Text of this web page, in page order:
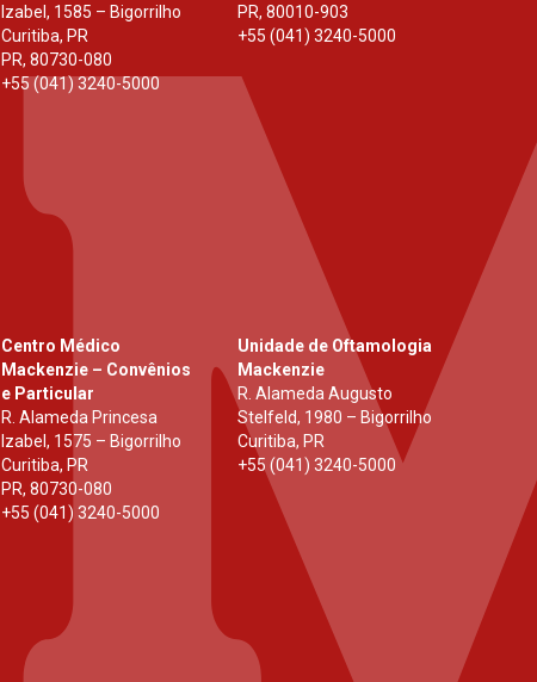
Izabel, 1585 – Bigorrilho
Curitiba, PR
PR, 80730-080
+55 (041) 3240-5000
PR, 80010-903
+55 (041) 3240-5000
Centro Médico
Mackenzie – Convênios
e Particular
R. Alameda Princesa
Izabel, 1575 – Bigorrilho
Curitiba, PR
PR, 80730-080
+55 (041) 3240-5000
Unidade de Oftamologia
Mackenzie
R. Alameda Augusto
Stelfeld, 1980 – Bigorrilho
Curitiba, PR
+55 (041) 3240-5000